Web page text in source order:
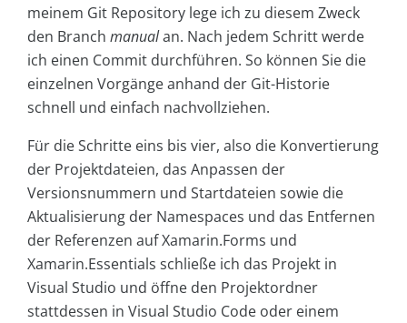
meinem Git Repository lege ich zu diesem Zweck
den Branch manualan. Nach jedem Schritt werde
ich einen Commit durchführen. So können Sie die
einzelnen Vorgänge anhand der Git-Historie
schnell und einfach nachvollziehen.
Für die Schritte eins bis vier, also die Konvertierung
der Projektdateien, das Anpassen der
Versionsnummern und Startdateien sowie die
Aktualisierung der Namespaces und das Entfernen
der Referenzen auf Xamarin.Forms und
Xamarin.Essentials schließe ich das Projekt in
Visual Studio und öffne den Projektordner
stattdessen in Visual Studio Code oder einem